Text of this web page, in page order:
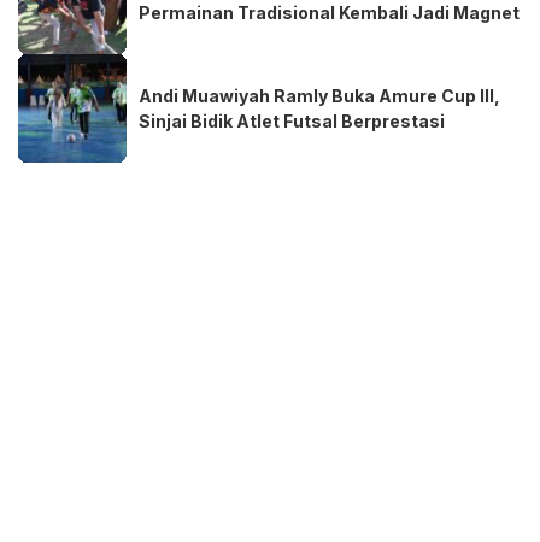
Permainan Tradisional Kembali Jadi Magnet
Andi Muawiyah Ramly Buka Amure Cup III,
Sinjai Bidik Atlet Futsal Berprestasi